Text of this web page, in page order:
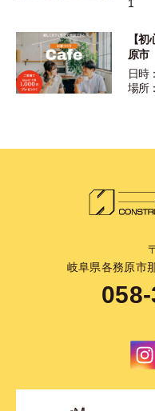
1
【
原市
日時
場所
岐阜県各務原市